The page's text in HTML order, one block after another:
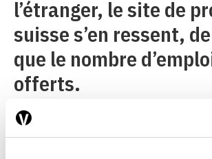
l’étranger, le site de
suisse s’en ressent,
que le nombre
offerts.